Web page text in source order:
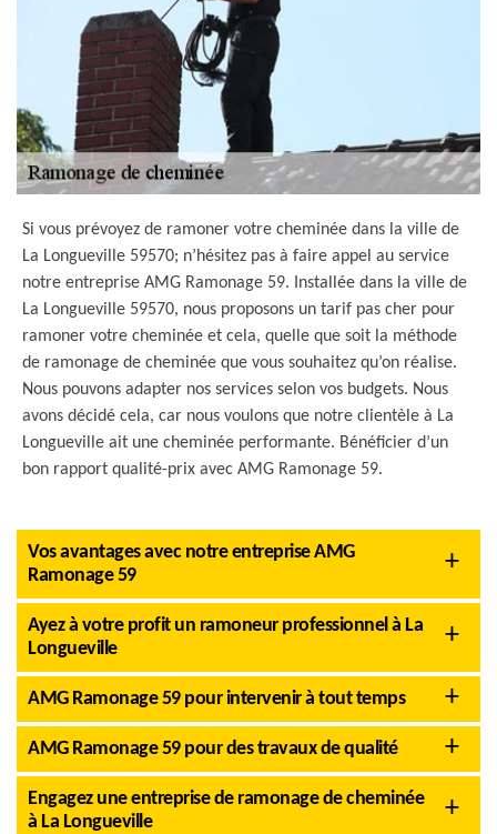
Si vous prévoyez de ramoner votre cheminée dans la ville de
La Longueville 59570; n’hésitez pas à faire appel au service
notre entreprise AMG Ramonage 59. Installée dans la ville de
La Longueville 59570, nous proposons un tarif pas cher pour
ramoner votre cheminée et cela, quelle que soit la méthode
de ramonage de cheminée que vous souhaitez qu’on réalise.
Nous pouvons adapter nos services selon vos budgets. Nous
avons décidé cela, car nous voulons que notre clientèle à La
Longueville ait une cheminée performante. Bénéficier d’un
bon rapport qualité-prix avec AMG Ramonage 59.
Vos avantages avec notre entreprise AMG
Ramonage 59
Ayez à votre profit un ramoneur professionnel à La
Longueville
AMG Ramonage 59 pour intervenir à tout temps
AMG Ramonage 59 pour des travaux de qualité
Engagez une entreprise de ramonage de cheminée
à La Longueville